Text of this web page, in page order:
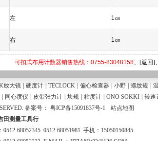
左 1㎝
右 1㎝
可扣式布用计数器销售热线：0755-83048158、 [返回]、
放大镜 硬度计 TECLOCK 偏心检查器 小野 螺纹规
同心度仪 皮带张力计 块规 粘度计 ONO SOKKI 转速
备案号：
粤ICP备15091837号-1
站点地图
田测量工具行
0512-68052345 0512-68051981 手机：15050150845